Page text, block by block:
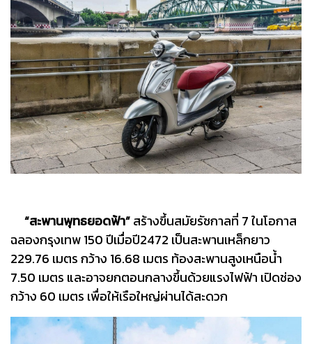
“สะพานพุทธยอดฟ้า”สร้างขึ้นสมัยรัชกาลที่ 7 ในโอกาส
ฉลองกรุงเทพ 150 ปีเมื่อปี2472 เป็นสะพานเหล็กยาว
229.76 เมตร กว้าง 16.68 เมตร ท้องสะพานสูงเหนือน้ำ
7.50 เมตร และอาจยกตอนกลางขึ้นด้วยแรงไฟฟ้า เปิดช่อง
กว้าง 60 เมตร เพื่อให้เรือใหญ่ผ่านได้สะดวก